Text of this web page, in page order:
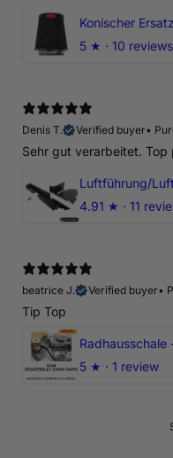
5 ★ · 10 reviews
Denis T.
Verified buyer•
Sehr gut verarbeitet. Top
4.91 ★ · 11
beatrice J.
Verified buyer•
Tip Top
5 ★ · 1 review